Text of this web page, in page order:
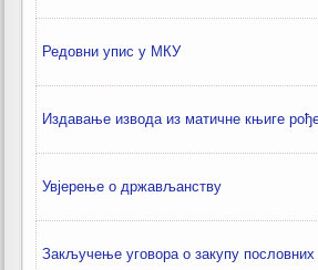
Редовни упис у МКУ
Издавање извода из матичне књиге
Увјерење о држављанству
Закључење уговора о закупу пословних